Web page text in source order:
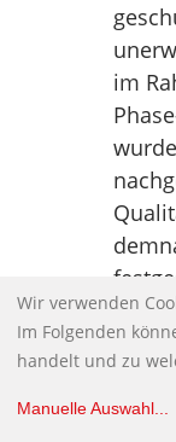
im
Wir verwenden
Im Folgenden
handelt und zu
Manuelle Auswahl...